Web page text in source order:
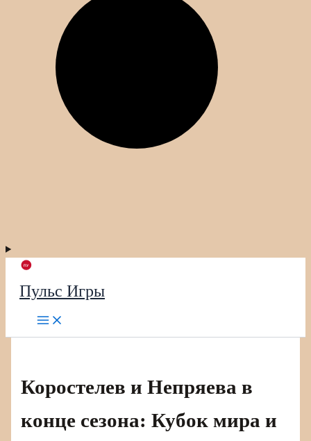
Пульс Игры
Коростелев и Непряева в
конце сезона: Кубок мира и